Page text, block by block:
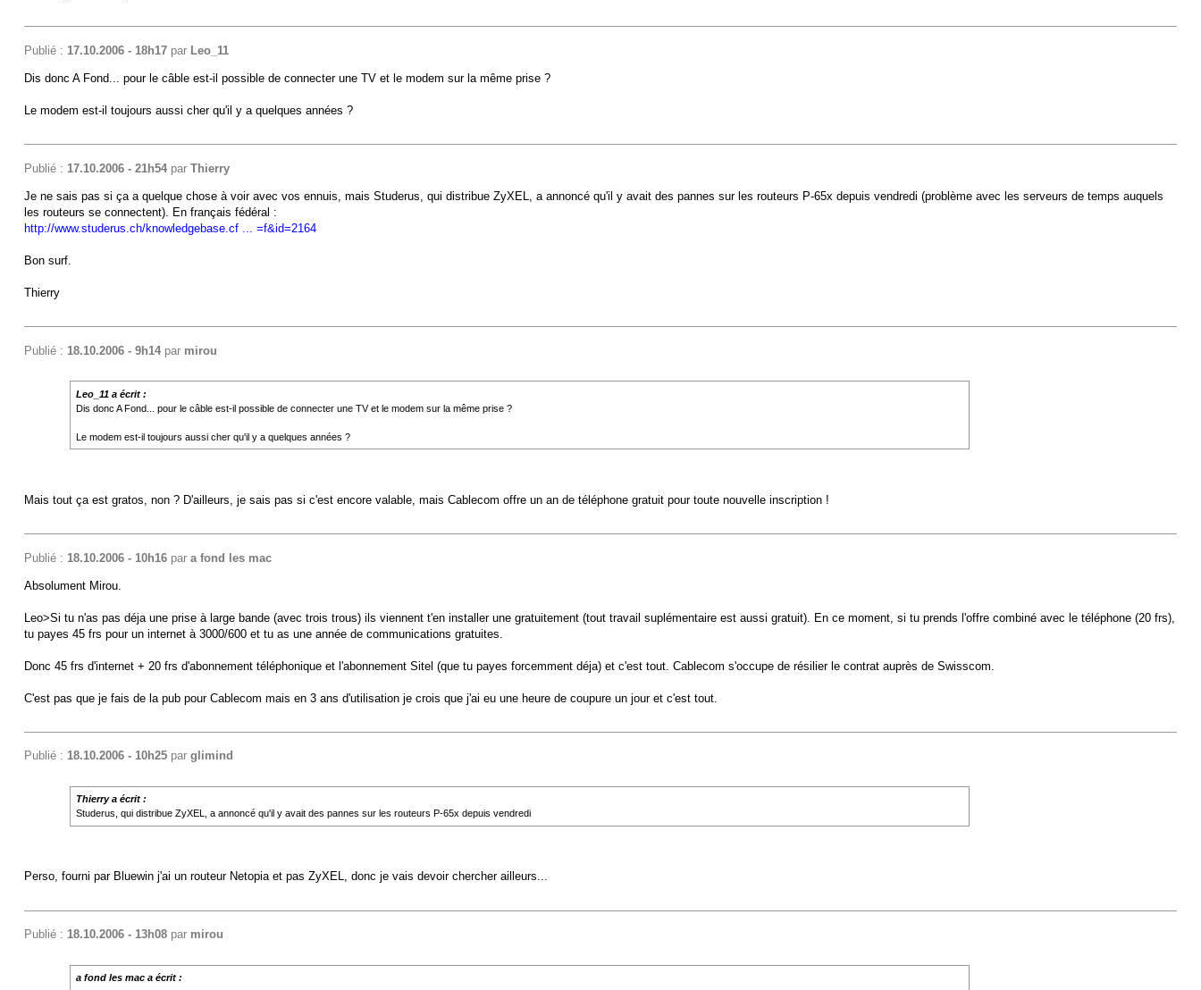
Publié : 17.10.2006 - 18h17par Leo_11
Dis donc A Fond... pour le câble est-il possible de connecter une TV et le modem sur la même prise ?
Le modem est-il toujours aussi cher qu'il y a quelques années ?
Publié : 17.10.2006 - 21h54par Thierry
Je ne sais pas si ça a quelque chose à voir avec vos ennuis, mais Studerus, qui distribue ZyXEL, a annoncé qu'il y avait des pannes sur les routeurs P-65x depuis vendredi (problème avec les serveurs de temps auquels
les routeurs se connectent). En français fédéral :
http://www.studerus.ch/knowledgebase.cf ... =f&id=2164
Bon surf.
Thierry
Publié : 18.10.2006 - 9h14par mirou
Leo_11 a écrit :
Dis donc A Fond... pour le câble est-il possible de connecter une TV et le modem sur la même prise ?
Le modem est-il toujours aussi cher qu'il y a quelques années ?
Mais tout ça est gratos, non ? D'ailleurs, je sais pas si c'est encore valable, mais Cablecom offre un an de téléphone gratuit pour toute nouvelle inscription !
Publié : 18.10.2006 - 10h16par a fond les mac
Absolument Mirou.
Leo>Si tu n'as pas déja une prise à large bande (avec trois trous) ils viennent t'en installer une gratuitement (tout travail suplémentaire est aussi gratuit). En ce moment, si tu prends l'offre combiné avec le téléphone (20 frs),
tu payes 45 frs pour un internet à 3000/600 et tu as une année de communications gratuites.
Donc 45 frs d'internet + 20 frs d'abonnement téléphonique et l'abonnement Sitel (que tu payes forcemment déja) et c'est tout. Cablecom s'occupe de résilier le contrat auprès de Swisscom.
C'est pas que je fais de la pub pour Cablecom mais en 3 ans d'utilisation je crois que j'ai eu une heure de coupure un jour et c'est tout.
Publié : 18.10.2006 - 10h25par glimind
Thierry a écrit :
Studerus, qui distribue ZyXEL, a annoncé qu'il y avait des pannes sur les routeurs P-65x depuis vendredi
Perso, fourni par Bluewin j'ai un routeur Netopia et pas ZyXEL, donc je vais devoir chercher ailleurs...
Publié : 18.10.2006 - 13h08par mirou
a fond les mac a écrit :